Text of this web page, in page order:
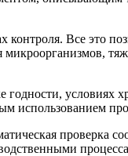
Все это
микроорганизмов,
условиях
использованием
проверка